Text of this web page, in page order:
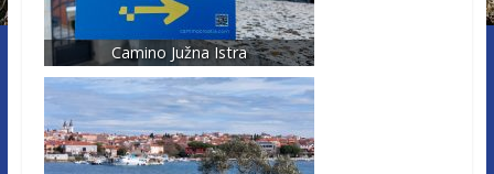
Camino Južna Istra